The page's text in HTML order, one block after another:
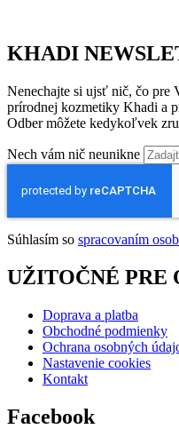
KHADI
Nenechajte si ujsť nič, čo pre
prírodnej kozmetiky Khadi a
Odber môžete kedykoľvek
Nech vám nič neunikne
Súhlasím so spracovaním
UŽITOČNÉ PRE
Doprava a platba
Obchodné podmienky
Ochrana osobných
Nastavenie cookies
Kontakt
Facebook